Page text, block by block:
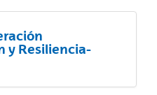
y Resiliencia-